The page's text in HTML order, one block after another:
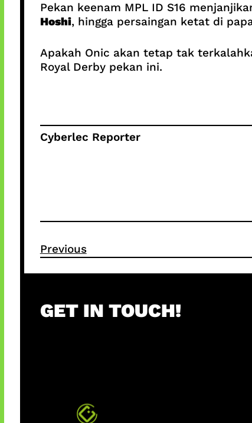
Pekan keenam MPL ID S16
Hoshi, hingga persaingan ketat di
Apakah Onic akan tetap tak
Royal Derby pekan ini.
Cyberlec Reporter
Previous
GET IN TOUCH!